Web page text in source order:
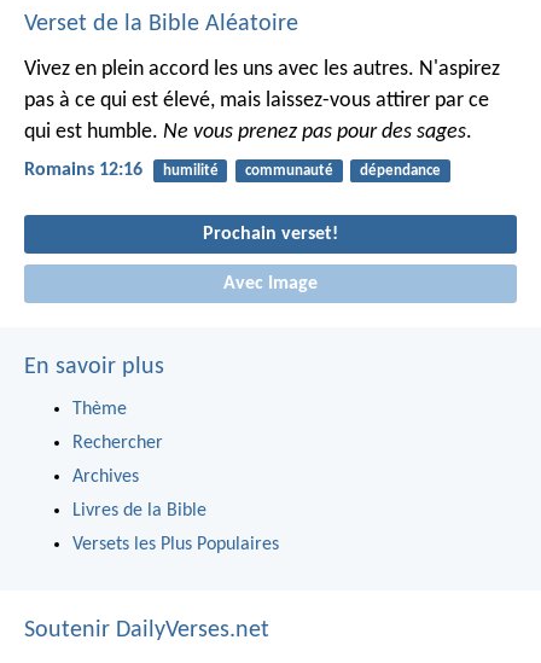
Verset de la Bible Aléatoire
Vivez en plein accord les uns avec les autres. N'aspirez
pas à ce qui est élevé, mais laissez-vous attirer par ce
qui est humble. Ne vous prenez pas pour des sages.
Romains 12:16 humilité communauté dépendance
Prochain verset!
Avec Image
En savoir plus
Thème
Rechercher
Archives
Livres de la Bible
Versets les Plus Populaires
Soutenir DailyVerses.net